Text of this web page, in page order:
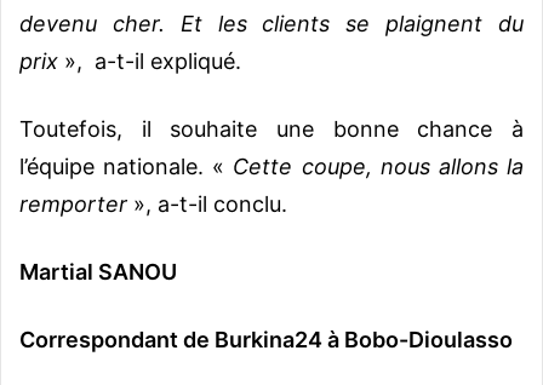
devenu cher. Et les clients se plaignent du
prix », a-t-il expliqué.
Toutefois, il souhaite une bonne chance à
l’équipe nationale. « Cette coupe, nous allons la
remporter », a-t-il conclu.
Martial SANOU
Correspondant de Burkina24 à Bobo-Dioulasso